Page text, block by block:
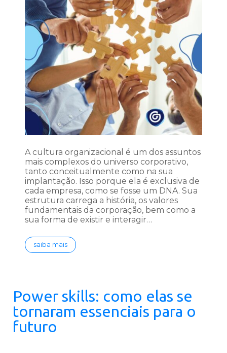
A cultura organizacional é um dos assuntos
mais complexos do universo corporativo,
tanto conceitualmente como na sua
implantação. Isso porque ela é exclusiva de
cada empresa, como se fosse um DNA. Sua
estrutura carrega a história, os valores
fundamentais da corporação, bem como a
sua forma de existir e interagir…
saiba mais
Power skills: como elas se
tornaram essenciais para o
futuro